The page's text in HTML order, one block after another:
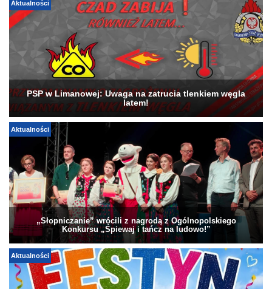
Aktualności
PSP w Limanowej: Uwaga na zatrucia tlenkiem węgla
latem!
Aktualności
„Słopniczanie” wrócili z nagrodą z Ogólnopolskiego
Konkursu „Śpiewaj i tańcz na ludowo!”
Aktualności